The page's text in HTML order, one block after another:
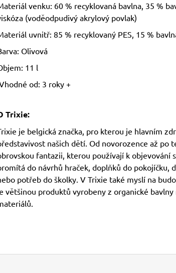
venku: 60 % recyklovaná bavlna, 35 %
(voděodpudivý akrylový povlak)
uvnitř: 85 % recyklovaný PES, 15 %
Olivová
11 l
od: 3 roky +
Trixie:
je belgická značka, pro kterou je hlavním
našich dětí. Od novorozence až po
fantazii, kterou používají k objevování
do návrhů hraček, doplňků do pokojíčku,
potřeb do školky. V Trixie také myslí na
většinou produktů vyrobeny z organické bavlny